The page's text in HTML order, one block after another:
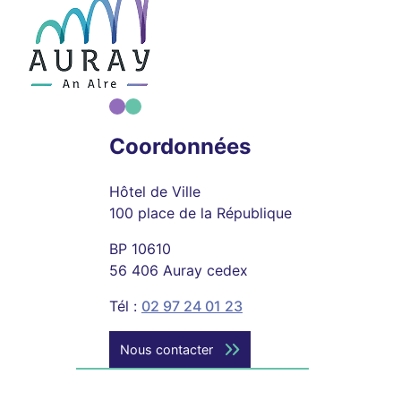
Coordonnées
Hôtel de Ville
100 place de la République
BP 10610
56 406 Auray cedex
Tél : 02 97 24 01 23
Nous contacter